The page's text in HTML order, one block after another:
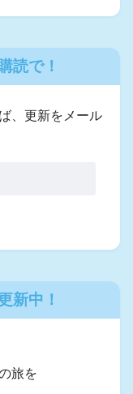
読で！
、更新をメール
新中！
旅を